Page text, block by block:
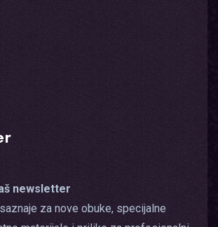
newsletter
za nove obuke, specijalne